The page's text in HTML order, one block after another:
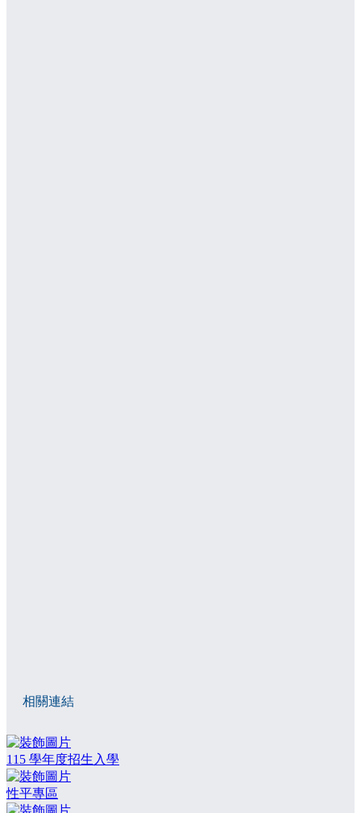
相關連結
115 學年度招生入學
性平專區